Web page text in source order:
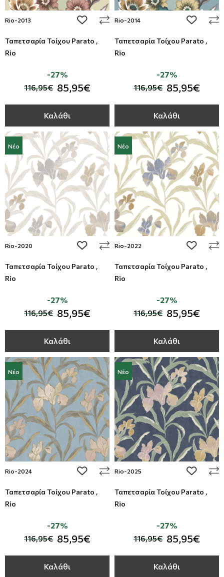
Rio-2013 add to wishlist
Ταπετσαρία Τοίχου Parato ,
Rio
116,95€ 85,95€
-27%
Καλάθι
Rio-2014 add to
Ταπετσαρία Τοίχου Parato ,
Rio
116,95€ 85,95€
-27%
Καλάθι
Νέο
Rio-2020 add to wishlist
Ταπετσαρία Τοίχου Parato ,
Rio
116,95€ 85,95€
-27%
Καλάθι
Νέο
Rio-2022 add to
Ταπετσαρία Τοίχου Parato ,
Rio
116,95€ 85,95€
-27%
Καλάθι
Νέο
Rio-2024 add to wishlist
Ταπετσαρία Τοίχου Parato ,
Rio
116,95€ 85,95€
-27%
Καλάθι
Νέο
Rio-2025 add to
Ταπετσαρία Τοίχου Parato ,
Rio
116,95€ 85,95€
-27%
Καλάθι